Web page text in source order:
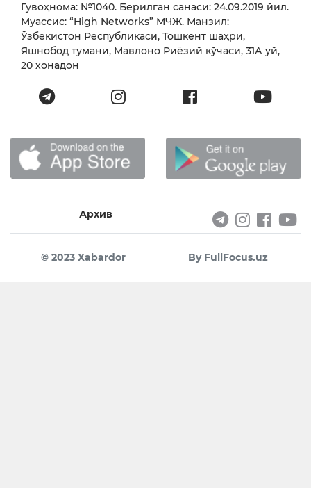
Гувоҳнома: №1040. Берилган санаси: 24.09.2019 йил.
Муассис: “High Networks” МЧЖ. Манзил:
Ўзбекистон Республикаси, Тошкент шаҳри,
Яшнобод тумани, Мавлоно Риёзий кўчаси, 31А уй,
20 хонадон
Архив
© 2023 Xabardor By FullFocus.uz